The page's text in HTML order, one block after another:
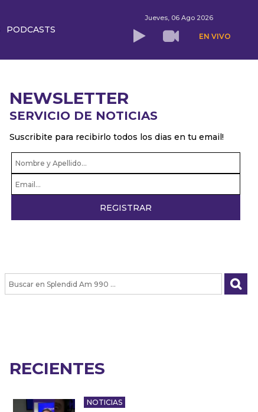
PODCASTS
Jueves, 06 Ago 2026
EN VIVO
NEWSLETTER
SERVICIO DE NOTICIAS
Suscribite para recibirlo todos los dias en tu email!
RECIENTES
NOTICIAS